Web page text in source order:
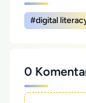
#digital
0